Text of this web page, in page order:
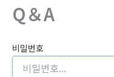
Q＆A
비밀번호